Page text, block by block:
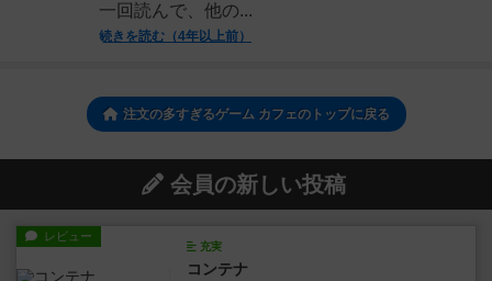
一回読んで、他の...
続きを読む（4年以上前）
注文の多すぎるゲーム カフェのトップに戻る
会員の新しい投稿
レビュー
充実
コンテナ